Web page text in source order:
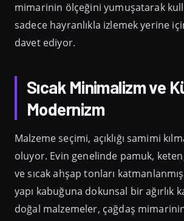
mimarinin ölçeğini yumuşatarak
sadece hayranlıkla izlemek yerine
davet ediyor.
Sıcak Minimalizm ve
Modernizm
Malzeme seçimi, açıklığı samimi
oluyor. Evin genelinde pamuk,
ve sıcak ahşap tonları
yapı kabuğuna dokunsal bir ağırlık
doğal malzemeler, çağdaş